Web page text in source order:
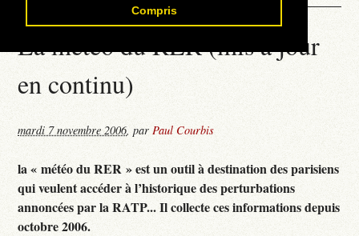
Compris
La météo du RER (mis à jour
en continu)
mardi 7 novembre 2006,parPaul Courbis
la « météo du RER » est un outil à destination des parisiens
qui veulent accéder à l’historique des perturbations
annoncées par la RATP... Il collecte ces informations depuis
octobre 2006.